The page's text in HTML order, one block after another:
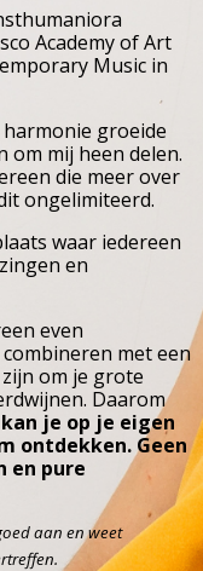
Academy of Art
Music in
groeide
om mij heen delen.
die meer over
ongelimiteerd.
waar iedereen
en
even
met een
om je grote
Daarom
je op je eigen
ontdekken. Geen
en pure
aan en weet